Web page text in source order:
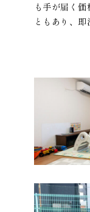
も手が届く
ともあり、